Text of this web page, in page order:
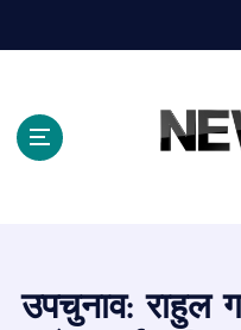
उपचुनाव: राहुल